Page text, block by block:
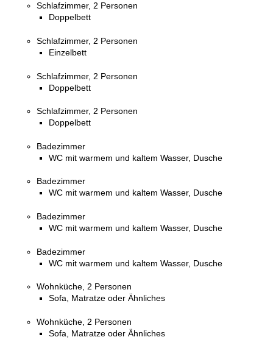
Schlafzimmer, 2 Personen
Doppelbett
Schlafzimmer, 2 Personen
Einzelbett
Schlafzimmer, 2 Personen
Doppelbett
Schlafzimmer, 2 Personen
Doppelbett
Badezimmer
WC mit warmem und kaltem Wasser, Dusche
Badezimmer
WC mit warmem und kaltem Wasser, Dusche
Badezimmer
WC mit warmem und kaltem Wasser, Dusche
Badezimmer
WC mit warmem und kaltem Wasser, Dusche
Wohnküche, 2 Personen
Sofa, Matratze oder Ähnliches
Wohnküche, 2 Personen
Sofa, Matratze oder Ähnliches